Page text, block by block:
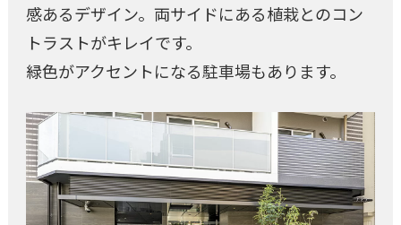
感あるデザイン。両サイドにある植栽とのコン
トラストがキレイです。
緑色がアクセントになる駐車場もあります。